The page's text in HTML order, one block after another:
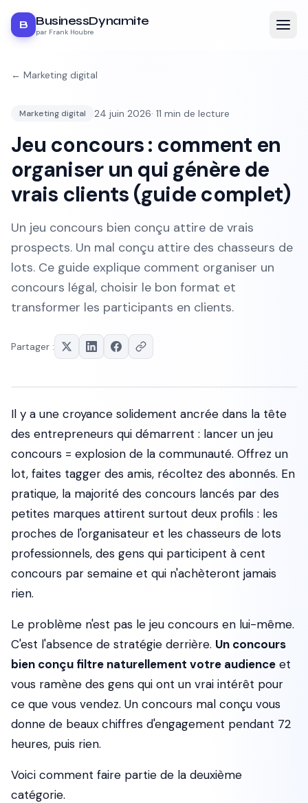
B BusinessDynamite
par Frank Houbre
← Marketing digital
Marketing digital 24 juin 2026· 11 min de lecture
Jeu concours : comment en
organiser un qui génère de
vrais clients (guide complet)
Un jeu concours bien conçu attire de vrais
prospects. Un mal conçu attire des chasseurs de
lots. Ce guide explique comment organiser un
concours légal, choisir le bon format et
transformer les participants en clients.
Partager :
Il y a une croyance solidement ancrée dans la tête
des entrepreneurs qui démarrent : lancer un jeu
concours = explosion de la communauté. Offrez un
lot, faites tagger des amis, récoltez des abonnés. En
pratique, la majorité des concours lancés par des
petites marques attirent surtout deux profils : les
proches de l'organisateur et les chasseurs de lots
professionnels, des gens qui participent à cent
concours par semaine et qui n'achèteront jamais
rien.
Le problème n'est pas le jeu concours en lui-même.
C'est l'absence de stratégie derrière. Un concours
bien conçu filtre naturellement votre audience et
vous ramène des gens qui ont un vrai intérêt pour
ce que vous vendez. Un concours mal conçu vous
donne de beaux chiffres d'engagement pendant 72
heures, puis rien.
Voici comment faire partie de la deuxième
catégorie.